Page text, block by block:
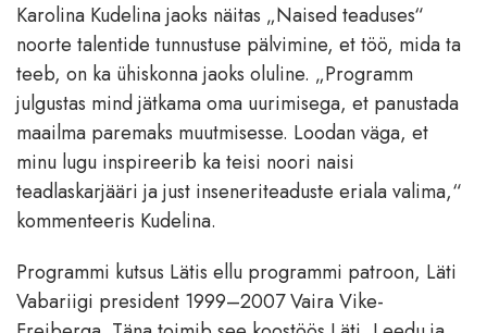
Karolina Kudelina jaoks näitas „Naised teaduses“
noorte talentide tunnustuse pälvimine, et töö, mida ta
teeb, on ka ühiskonna jaoks oluline. „Programm
julgustas mind jätkama oma uurimisega, et panustada
maailma paremaks muutmisesse. Loodan väga, et
minu lugu inspireerib ka teisi noori naisi
teadlaskarjääri ja just inseneriteaduste eriala valima,“
kommenteeris Kudelina.
Programmi kutsus Lätis ellu programmi patroon, Läti
Vabariigi president 1999–2007 Vaira Vike-